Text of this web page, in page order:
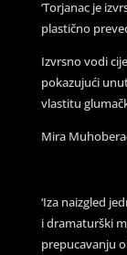
‘Torjanac je
plastično
Izvrsno vodi
pokazujući
vlastitu
Mira
‘Iza naizgled
i dramaturški
prepucavanju